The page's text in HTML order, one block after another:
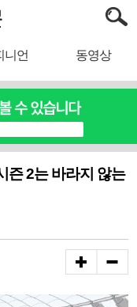
니언 동영상
즌 2는 바라지 않는